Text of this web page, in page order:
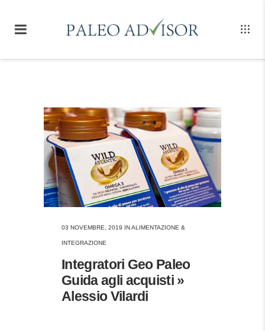
03 NOVEMBRE, 2019 INALIMENTAZIONE &
INTEGRAZIONE
Integratori Geo Paleo
Guida agli acquisti »
Alessio Vilardi